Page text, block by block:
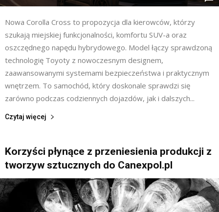
Nowa Corolla Cross to propozycja dla kierowców, którzy
szukają miejskiej funkcjonalności, komfortu SUV-a oraz
oszczędnego napędu hybrydowego. Model łączy sprawdzoną
technologię Toyoty z nowoczesnym designem,
zaawansowanymi systemami bezpieczeństwa i praktycznym
wnętrzem. To samochód, który doskonale sprawdzi się
zarówno podczas codziennych dojazdów, jak i dalszych...
Czytaj więcej
Korzyści płynące z przeniesienia produkcji z
tworzyw sztucznych do Canexpol.pl